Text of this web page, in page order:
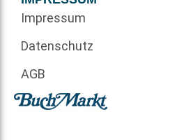
Impressum
Datenschutz
AGB